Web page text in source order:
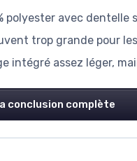
polyester avec
trop grande pour
intégré assez léger,
conclusion complète